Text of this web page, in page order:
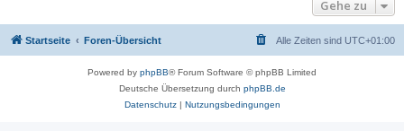
Gehe zu
Startseite Foren-Übersicht Alle Zeiten sind UTC+01:00
Powered by phpBB® Forum Software © phpBB Limited
Deutsche Übersetzung durch phpBB.de
Datenschutz| Nutzungsbedingungen